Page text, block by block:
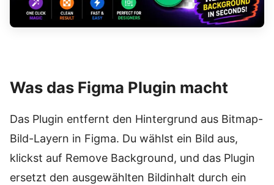
Was das Figma Plugin macht
Das Plugin entfernt den Hintergrund aus Bitmap-
Bild-Layern in Figma. Du wählst ein Bild aus,
klickst auf Remove Background, und das Plugin
ersetzt den ausgewählten Bildinhalt durch ein